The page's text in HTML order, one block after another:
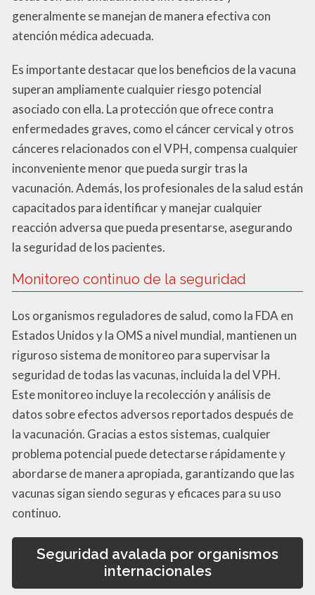
generalmente se manejan de manera efectiva con
atención médica adecuada.
Es importante destacar que los beneficios de la vacuna
superan ampliamente cualquier riesgo potencial
asociado con ella. La protección que ofrece contra
enfermedades graves, como el cáncer cervical y otros
cánceres relacionados con el VPH, compensa cualquier
inconveniente menor que pueda surgir tras la
vacunación. Además, los profesionales de la salud están
capacitados para identificar y manejar cualquier
reacción adversa que pueda presentarse, asegurando
la seguridad de los pacientes.
Monitoreo continuo de la seguridad
Los organismos reguladores de salud, como la FDA en
Estados Unidos y la OMS a nivel mundial, mantienen un
riguroso sistema de monitoreo para supervisar la
seguridad de todas las vacunas, incluida la del VPH.
Este monitoreo incluye la recolección y análisis de
datos sobre efectos adversos reportados después de
la vacunación. Gracias a estos sistemas, cualquier
problema potencial puede detectarse rápidamente y
abordarse de manera apropiada, garantizando que las
vacunas sigan siendo seguras y eficaces para su uso
continuo.
Seguridad avalada por organismos
internacionales